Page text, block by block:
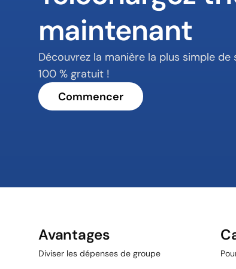
maintenant
Découvrez la manière la plus simple
100 % gratuit !
Commencer
Avantages
Diviser les dépenses de groupe